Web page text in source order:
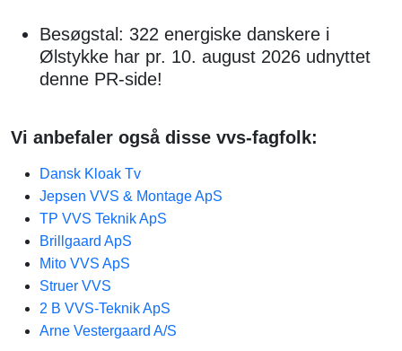
Besøgstal: 322 energiske danskere i
Ølstykke har pr. 10. august 2026 udnyttet
denne PR-side!
Vi anbefaler også disse vvs-fagfolk:
Dansk Kloak Tv
Jepsen VVS & Montage ApS
TP VVS Teknik ApS
Brillgaard ApS
Mito VVS ApS
Struer VVS
2 B VVS-Teknik ApS
Arne Vestergaard A/S